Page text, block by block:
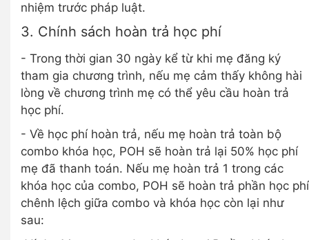
nhiệm trước pháp luật.
3. Chính sách hoàn trả học phí
- Trong thời gian 30 ngày kể từ khi mẹ đăng ký
tham gia chương trình, nếu mẹ cảm thấy không hài
lòng về chương trình mẹ có thể yêu cầu hoàn trả
học phí.
- Về học phí hoàn trả, nếu mẹ hoàn trả toàn bộ
combo khóa học, POH sẽ hoàn trả lại 50% học phí
mẹ đã thanh toán. Nếu mẹ hoàn trả 1 trong các
khóa học của combo, POH sẽ hoàn trả phần học phí
chênh lệch giữa combo và khóa học còn lại như
sau: